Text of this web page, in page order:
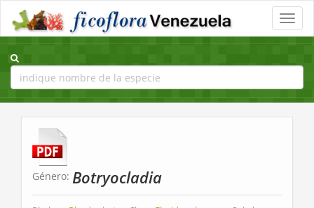
Toggle
Género: Botryocladia